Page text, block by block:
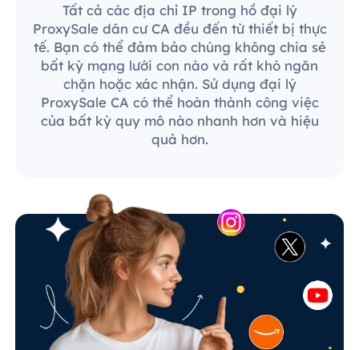
Tất cả các địa chỉ IP trong hồ đại lý
ProxySale dân cư CA đều đến từ thiết bị thực
tế. Bạn có thể đảm bảo chúng không chia sẻ
bất kỳ mạng lưới con nào và rất khó ngăn
chặn hoặc xác nhận. Sử dụng đại lý
ProxySale CA có thể hoàn thành công việc
của bất kỳ quy mô nào nhanh hơn và hiệu
quả hơn.